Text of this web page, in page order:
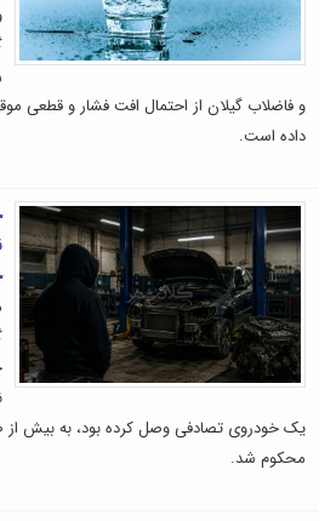
و فاضلاب گیلان از احتمال افت فشار و قطعی
داده است.
محکوم شد.